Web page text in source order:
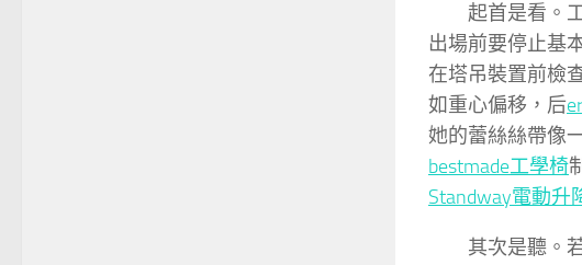
起首是看。
出場前要停止基
在塔吊裝置前檢
如重心偏移，后
她的蕾絲絲帶像
bestmade工學椅
Standway電動升
其次是聽。